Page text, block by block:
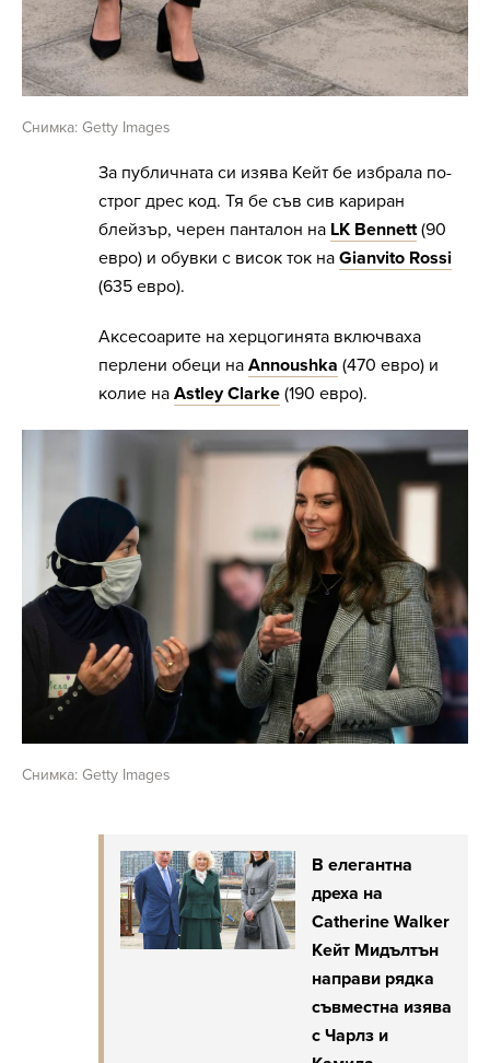
Снимка: Getty Images
За публичната си изява Кейт бе избрала по-
строг дрес код. Тя бе съв сив кариран
блейзър, черен панталон на LK Bennett(90
евро) и обувки с висок ток на Gianvito Rossi
(635 евро).
Аксесоарите на херцогинята включваха
перлени обеци на Annoushka (470 евро) и
колие на Astley Clarke (190 евро).
Снимка: Getty Images
В елегантна
дреха на
Catherine Walker
Кейт Мидълтън
направи рядка
съвместна изява
с Чарлз и